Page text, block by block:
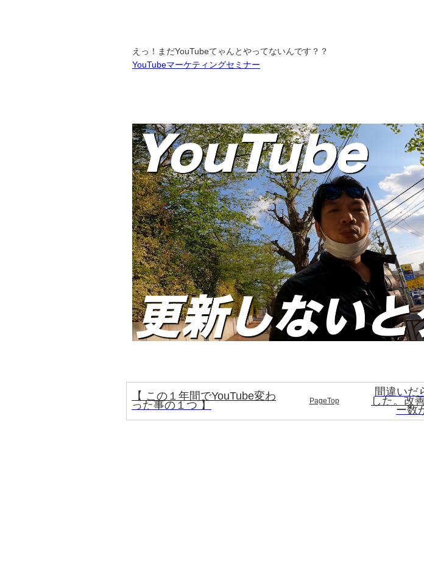
えっ！まだYouTubeてゃんとやってないんです？？
YouTubeマーケティングセミナー
【 この１年間でYouTube変わ
った事の１つ 】 PageTop
間違いだ
した。改
ー数